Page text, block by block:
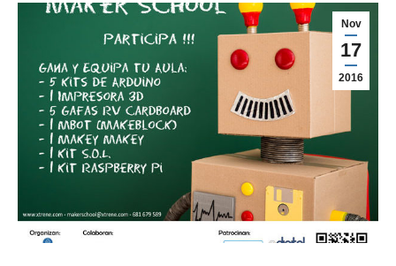
Nov
17
2016